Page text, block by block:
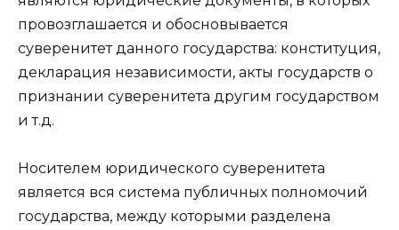
провозглашается и обосновывается
суверенитет данного государства: конституция,
декларация независимости, акты государств о
признании суверенитета другим государством
и т.д.
Носителем юридического суверенитета
является вся система публичных полномочий
государства, между которыми разделена